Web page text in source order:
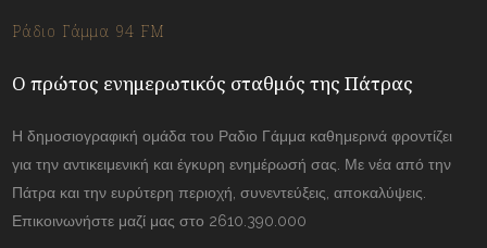
Ράδιο Γάμμα 94 FM
Ο πρώτος ενημερωτικός σταθμός της Πάτρας
Η δημοσιογραφική ομάδα του Ραδιο Γάμμα καθημερινά φροντίζει
για την αντικειμενική και έγκυρη ενημέρωσή σας. Με νέα από την
Πάτρα και την ευρύτερη περιοχή, συνεντεύξεις, αποκαλύψεις.
Επικοινωνήστε μαζί μας στο 2610.390.000